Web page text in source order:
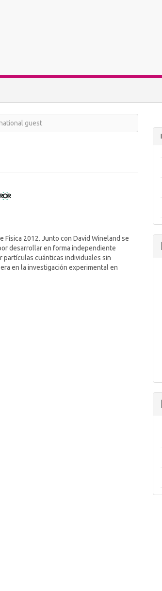
guest
Física 2012. Junto con David Wineland se
desarrollar en forma independiente
partículas cuánticas individuales sin
en la investigación experimental en